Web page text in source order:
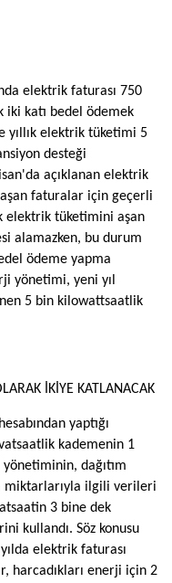
elektrik faturası 750
iki katı bedel ödemek
yıllık elektrik tüketimi 5
desteği
açıklanan elektrik
faturalar için geçerli
elektrik tüketimini aşan
alamazken, bu durum
ödeme yapma
yönetimi, yeni yıl
5 bin kilowattsaatlik
İKİYE KATLANACAK
yaptığı
kademenin 1
dağıtım
miktarlarıyla ilgili verileri
3 bine dek
kullandı. Söz konusu
elektrik faturası
harcadıkları enerji için 2